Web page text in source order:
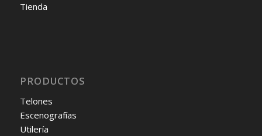
Tienda
PRODUCTOS
Telones
Escenografías
Utilería